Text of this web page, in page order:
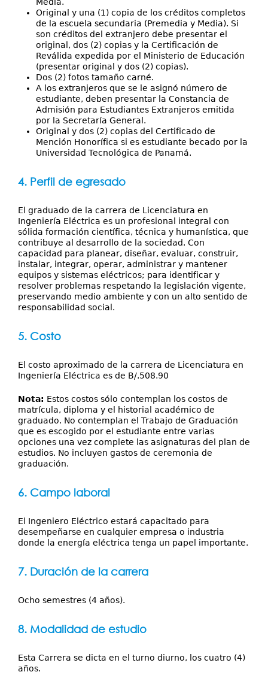
Original y una (1) copia de los créditos completos
de la escuela secundaria (Premedia y Media). Si
son créditos del extranjero debe presentar el
original, dos (2) copias y la Certificación de
Reválida expedida por el Ministerio de Educación
(presentar original y dos (2) copias).
Dos (2) fotos tamaño carné.
A los extranjeros que se le asignó número de
estudiante, deben presentar la Constancia de
Admisión para Estudiantes Extranjeros emitida
por la Secretaría General.
Original y dos (2) copias del Certificado de
Mención Honorífica si es estudiante becado por la
Universidad Tecnológica de Panamá.
4. Perfil de egresado
El graduado de la carrera de Licenciatura en
Ingeniería Eléctrica es un profesional integral con
sólida formación científica, técnica y humanística, que
contribuye al desarrollo de la sociedad. Con
capacidad para planear, diseñar, evaluar, construir,
instalar, integrar, operar, administrar y mantener
equipos y sistemas eléctricos; para identificar y
resolver problemas respetando la legislación vigente,
preservando medio ambiente y con un alto sentido de
responsabilidad social.
5. Costo
El costo aproximado de la carrera de Licenciatura en
Ingeniería Eléctrica es de B/.508.90
Nota: Estos costos sólo contemplan los costos de
matrícula, diploma y el historial académico de
graduado. No contemplan el Trabajo de Graduación
que es escogido por el estudiante entre varias
opciones una vez complete las asignaturas del plan de
estudios. No incluyen gastos de ceremonia de
graduación.
6. Campo laboral
El Ingeniero Eléctrico estará capacitado para
desempeñarse en cualquier empresa o industria
donde la energía eléctrica tenga un papel importante.
7. Duración de la carrera
Ocho semestres (4 años).
8. Modalidad de estudio
Esta Carrera se dicta en el turno diurno, los cuatro (4)
años.